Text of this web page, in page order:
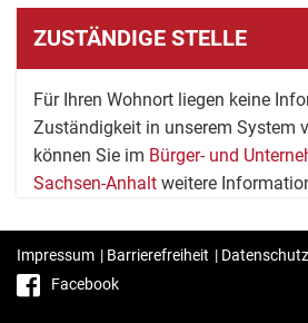
ZUSTÄNDIGE STELLE
Für Ihren Wohnort liegen keine
Zuständigkeit in unserem System
können Sie im Bürger- und
Sachsen-Anhalt weitere
Impressum | Barrierefreiheit | Datenschutz
Facebook